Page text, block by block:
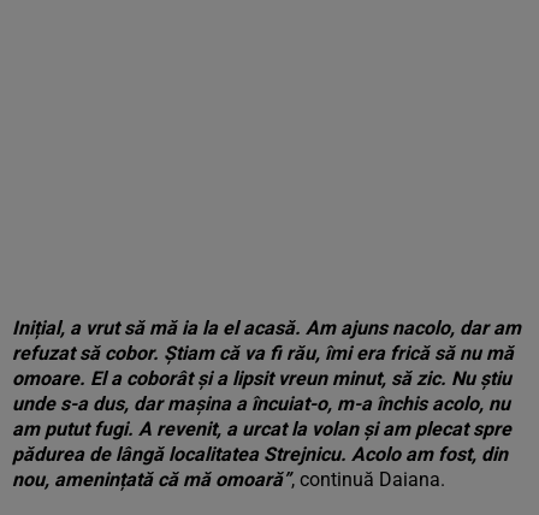
Inițial, a vrut să mă ia la el acasă. Am ajuns nacolo, dar am
refuzat să cobor. Știam că va fi rău, îmi era frică să nu mă
omoare. El a coborât și a lipsit vreun minut, să zic. Nu știu
unde s-a dus, dar mașina a încuiat-o, m-a închis acolo, nu
am putut fugi. A revenit, a urcat la volan și am plecat spre
pădurea de lângă localitatea Strejnicu. Acolo am fost, din
nou, amenințată că mă omoară”, continuă Daiana.